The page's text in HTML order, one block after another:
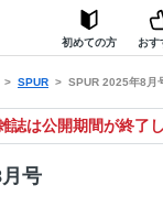
初めての方 おす
SPUR SPUR 2025年8月
誌は公開期間が終了
号